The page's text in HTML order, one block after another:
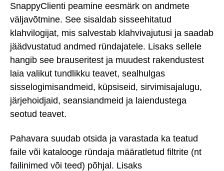
SnappyClienti peamine eesmärk on andmete
väljavõtmine. See sisaldab sisseehitatud
klahvilogijat, mis salvestab klahvivajutusi ja saadab
jäädvustatud andmed ründajatele. Lisaks sellele
hangib see brauseritest ja muudest rakendustest
laia valikut tundlikku teavet, sealhulgas
sisselogimisandmeid, küpsiseid, sirvimisajalugu,
järjehoidjaid, seansiandmeid ja laiendustega
seotud teavet.
Pahavara suudab otsida ja varastada ka teatud
faile või katalooge ründaja määratletud filtrite (nt
failinimed või teed) põhjal. Lisaks